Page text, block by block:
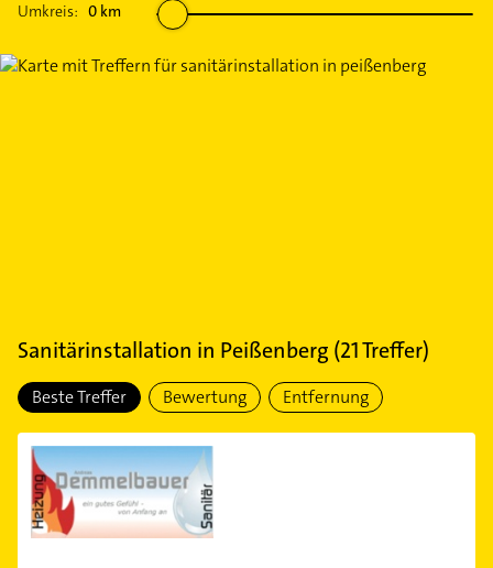
Umkreis: 0 km
Sanitärinstallation in Peißenberg (21Treffer)
Beste Treffer Bewertung Entfernung